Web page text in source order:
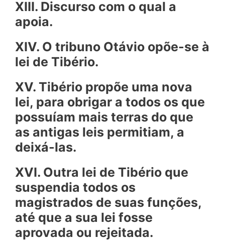
XIII. Discurso com o qual a
apoia.
XIV. O tribuno Otávio opõe-se à
lei de Tibério.
XV. Tibério propõe uma nova
lei, para obrigar a todos os que
possuíam mais terras do que
as antigas leis permitiam, a
deixá-las.
XVI. Outra lei de Tibério que
suspendia todos os
magistrados de suas funções,
até que a sua lei fosse
aprovada ou rejeitada.